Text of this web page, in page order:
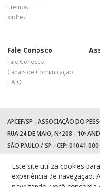
Treinos
xadrez
Fale Conosco
Fale Conosco
Canais de Comunicação
F A Q
APCEF/SP - ASSOCIAÇÃO DO
RUA 24 DE MAIO, Nº 208 - 10º
SÃO PAULO / SP - CEP: 01041-000
WhatsApp: (11) 94597-5758
Este site utiliza cookies
experiência de navegação.